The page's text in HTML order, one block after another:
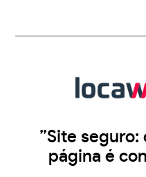
”Site seguro:
página é